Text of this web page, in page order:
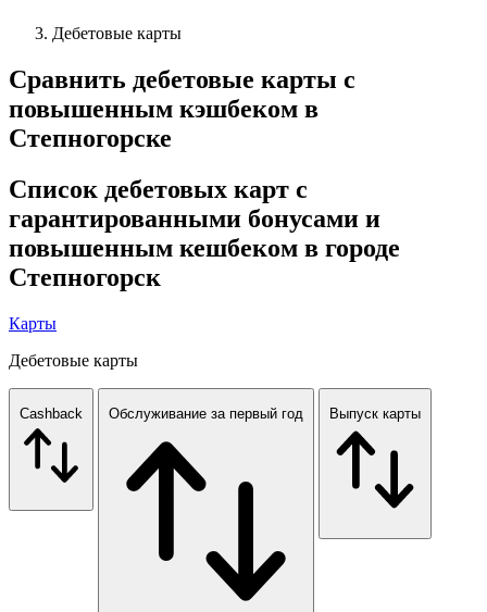
Дебетовые карты
Сравнить дебетовые карты с
повышенным кэшбеком в
Степногорске
Список дебетовых карт с
гарантированными бонусами и
повышенным кешбеком в городе
Степногорск
Карты
Дебетовые карты
Cashback Обслуживание за первый год Выпуск карты